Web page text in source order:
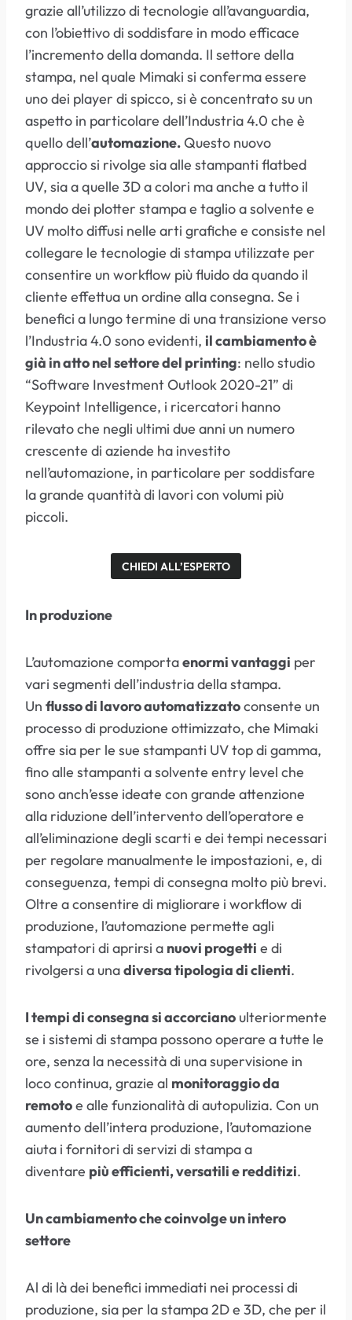
grazie all’utilizzo di tecnologie all’avanguardia,
con l’obiettivo di soddisfare in modo efficace
l’incremento della domanda. Il settore della
stampa, nel quale Mimaki si conferma essere
uno dei player di spicco, si è concentrato su un
aspetto in particolare dell’Industria 4.0 che è
quello dell’automazione. Questo nuovo
approccio si rivolge sia alle stampanti flatbed
UV, sia a quelle 3D a colori ma anche a tutto il
mondo dei plotter stampa e taglio a solvente e
UV molto diffusi nelle arti grafiche e consiste nel
collegare le tecnologie di stampa utilizzate per
consentire un workflow più fluido da quando il
cliente effettua un ordine alla consegna. Se i
benefici a lungo termine di una transizione verso
l’Industria 4.0 sono evidenti, il cambiamento è
già in atto nel settore del printing: nello studio
“Software Investment Outlook 2020-21” di
Keypoint Intelligence, i ricercatori hanno
rilevato che negli ultimi due anni un numero
crescente di aziende ha investito
nell’automazione, in particolare per soddisfare
la grande quantità di lavori con volumi più
piccoli.
CHIEDI ALL’ESPERTO
In produzione
L’automazione comportaenormi vantaggi per
vari segmenti dell’industria della stampa.
Un flusso di lavoro automatizzatoconsente un
processo di produzione ottimizzato, che Mimaki
offre sia per le sue stampanti UV top di gamma,
fino alle stampanti a solvente entry level che
sono anch’esse ideate con grande attenzione
alla riduzione dell’intervento dell’operatore e
all’eliminazione degli scarti e dei tempi necessari
per regolare manualmente le impostazioni, e, di
conseguenza, tempi di consegna molto più brevi.
Oltre a consentire di migliorare i workflow di
produzione, l’automazione permette agli
stampatori di aprirsi a nuovi progetti e di
rivolgersi a unadiversa tipologia di clienti.
I tempi di consegna si accorciano ulteriormente
se i sistemi di stampa possono operare a tutte le
ore, senza la necessità di una supervisione in
loco continua, grazie al monitoraggio da
remotoe alle funzionalità di autopulizia. Con un
aumento dell’intera produzione, l’automazione
aiuta i fornitori di servizi di stampa a
diventare più efficienti, versatili e redditizi.
Un cambiamento che coinvolge un intero
settore
Al di là dei benefici immediati nei processi di
produzione, sia per la stampa 2D e 3D, che per il